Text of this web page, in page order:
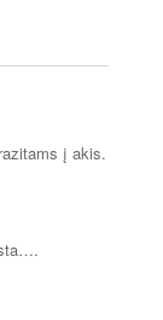
į akis.